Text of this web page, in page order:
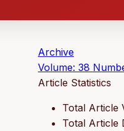
Archive
Volume: 38
Article Statistics
Total Article
Total Article